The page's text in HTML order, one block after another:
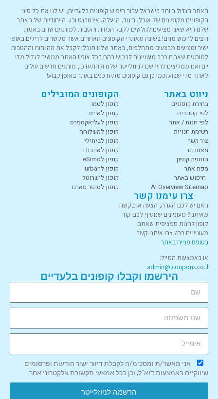
האתר הגדול ביותר בישראל עבור חיפוש קופונים בלעדיים, יש לנו את כל סוגי
הקופונים מקופונים של אוכל, ביגוד, הנעלה, אינטרנט וכו.. הייחודיות של האתר
שלנו היא שאנו מציעים לגולשים לקבל הנחות והטבות למותגים שהם באמת
רוצים לרכוש מהם! בשונה מאתרי הקופונים האחרים אשר מקשרים לדילים באופן
ישיר ומציעים מבצעים מתחלפים, באתר שלנו תוכלו לקבל את ההנחות וההטבות
למותגים שאתם כבר מעוניינים לרכוש בהם בכל אופן! האתר ממשיך לגדול מדי
יום ואנו ממליצים להירשם לניוזלייטר שלנו ולהתעדכן, מותגים חדשים עולים
לאתר מדי שבוע וכמו כן גם קופונים מתעדכנים באתר באופן קבוע!
ניווט באתר
בחירת קופונים
לפי קטגוריה
לפי חנות / אתר
רשימת חנויות
צור קשר
מאמרים
הוספת קופון
מפת אתר
חיפוש באתר
AI Overview Sitemap
הקופונים המובילים
קופון לטמו
קופון לאייס
קופון לעליאקספרס
קופון למשלוחה
קופון לביתילי
קופון לאייבורי
קופון לeSimo
קופון לurban
קופון לישרוטל
קופון לסופר פארם
צרו עימנו קשר
האם יש לכם הערה, הצעה או בקשה
מאיתנו? מעוניינים שנוסיף לכם קוד
קופון לחנות ספציפית שאתם
מעוניינים בה? צרו איתנו קשר
בטופס פנייה באתר.
או באמצעות המייל:
admin@icoupons.co.il
הירשמו וקבלו קופונים בלעדיים
אני מאשר/ת ומסכימ/ה לקבלת דיוור ישיר הודעות ופרסומים
שיווקיים באמצעות דוא"ל, וכן בכל אמצעי תקשורת אלקטרוני אחר.
הרשמה לניוזלייטר